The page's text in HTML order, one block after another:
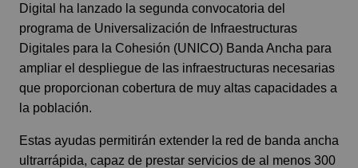
Digital ha lanzado la segunda convocatoria del
programa de Universalización de Infraestructuras
Digitales para la Cohesión (UNICO) Banda Ancha para
ampliar el despliegue de las infraestructuras necesarias
que proporcionan cobertura de muy altas capacidades a
la población.
Estas ayudas permitirán extender la red de banda ancha
ultrarrápida, capaz de prestar servicios de al menos 300